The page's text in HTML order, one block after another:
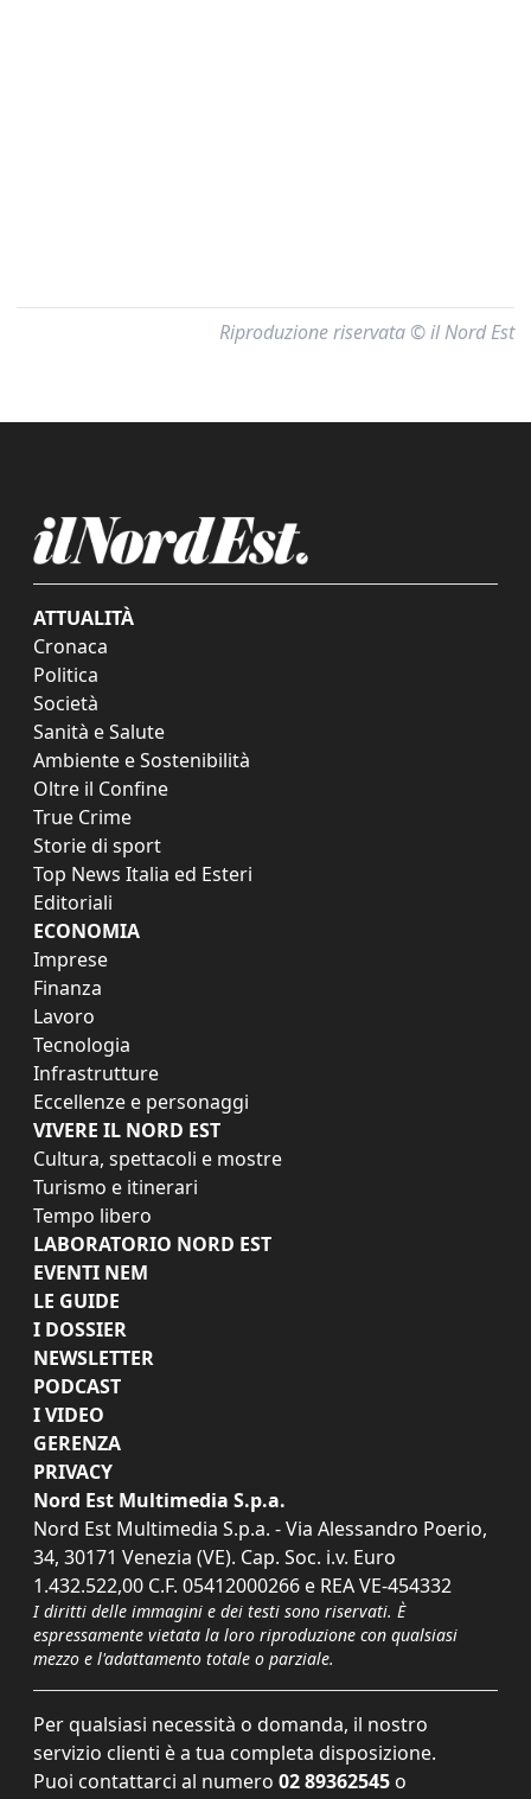
Riproduzione riservata © il Nord Est
ATTUALITÀ
Cronaca
Politica
Società
Sanità e Salute
Ambiente e Sostenibilità
Oltre il Confine
True Crime
Storie di sport
Top News Italia ed Esteri
Editoriali
ECONOMIA
Imprese
Finanza
Lavoro
Tecnologia
Infrastrutture
Eccellenze e personaggi
VIVERE IL NORD EST
Cultura, spettacoli e mostre
Turismo e itinerari
Tempo libero
LABORATORIO NORD EST
EVENTI NEM
LE GUIDE
I DOSSIER
NEWSLETTER
PODCAST
I VIDEO
GERENZA
PRIVACY
Nord Est Multimedia S.p.a.
Nord Est Multimedia S.p.a. - Via Alessandro Poerio,
34, 30171 Venezia (VE). Cap. Soc. i.v. Euro
1.432.522,00 C.F. 05412000266 e REA VE-454332
I diritti delle immagini e dei testi sono riservati. È
espressamente vietata la loro riproduzione con qualsiasi
mezzo e l'adattamento totale o parziale.
Per qualsiasi necessità o domanda, il nostro
servizio clienti è a tua completa disposizione.
Puoi contattarci al numero 02 89362545 o